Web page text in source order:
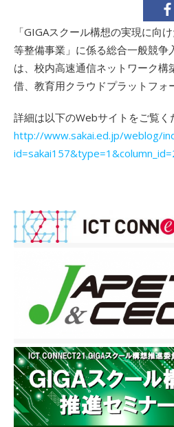
「GIGAスクール構想の実現に向
等整備事業」に係る総合一般競争
は、校内高速通信ネットワーク構
借、教育用クラウドプラットフォ
詳細は以下のWebサイトをご覧く
http://www.sakai.ed.jp/weblog/